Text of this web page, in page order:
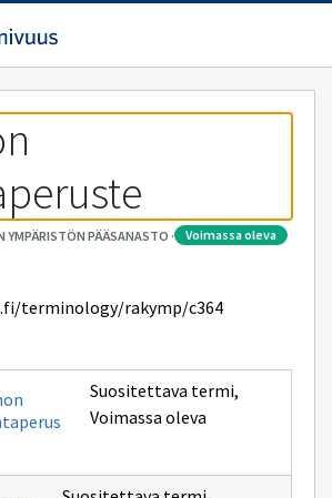
YMPÄRISTÖN PÄÄSANASTO · voimassa oleva
terminology/rakymp/c364
Suositettava termi,
Voimassa oleva